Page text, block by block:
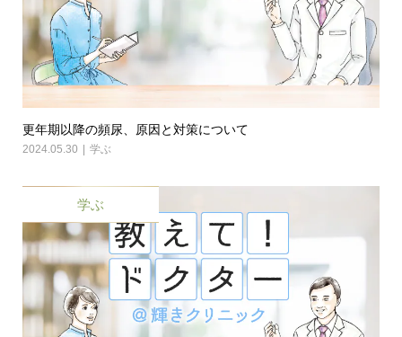
更年期以降の頻尿、原因と対策について
2024.05.30 学ぶ
学ぶ